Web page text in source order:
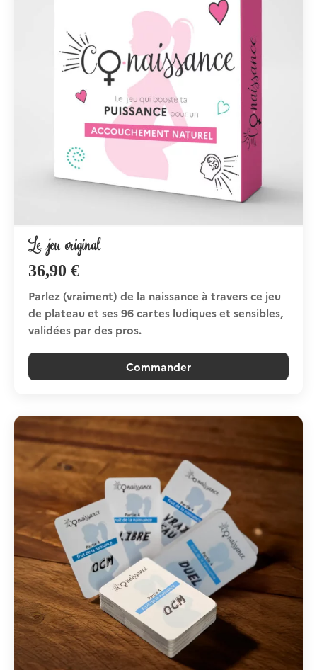
Le jeu original
36,90 €
Parlez (vraiment) de la naissance à travers ce jeu
de plateau et ses 96 cartes ludiques et sensibles,
validées par des pros.
Commander